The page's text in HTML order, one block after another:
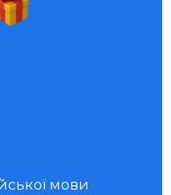
мови